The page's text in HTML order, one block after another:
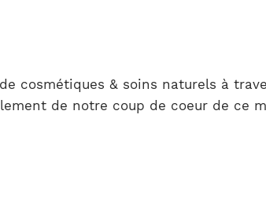
cosmétiques & soins naturels à
de notre coup de coeur de ce